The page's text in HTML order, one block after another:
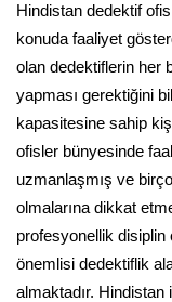
Hindistan dedektif
konuda faaliyet
olan dedektiflerin her
yapması gerektiğini
kapasitesine sahip
ofisler bünyesinde
uzmanlaşmış ve
olmalarına dikkat
profesyonellik disiplin
önemlisi dedektiflik
almaktadır. Hindistan